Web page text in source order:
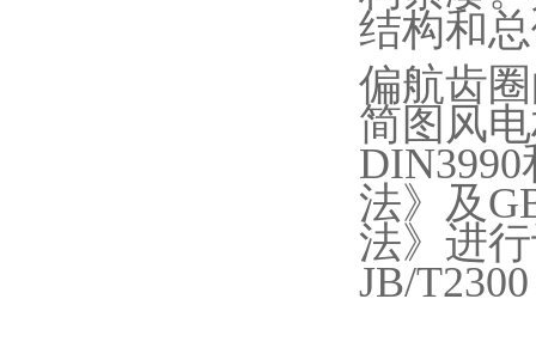
结构和
偏航齿
简图风
DIN3990
法》及
法》进
JB/T2300